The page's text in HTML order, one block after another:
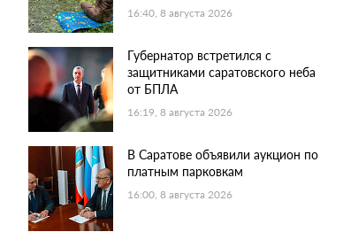
16:40, 8 августа 2026
Губернатор встретился с
защитниками саратовского неба
от БПЛА
16:19, 8 августа 2026
В Саратове объявили аукцион по
платным парковкам
16:00, 8 августа 2026